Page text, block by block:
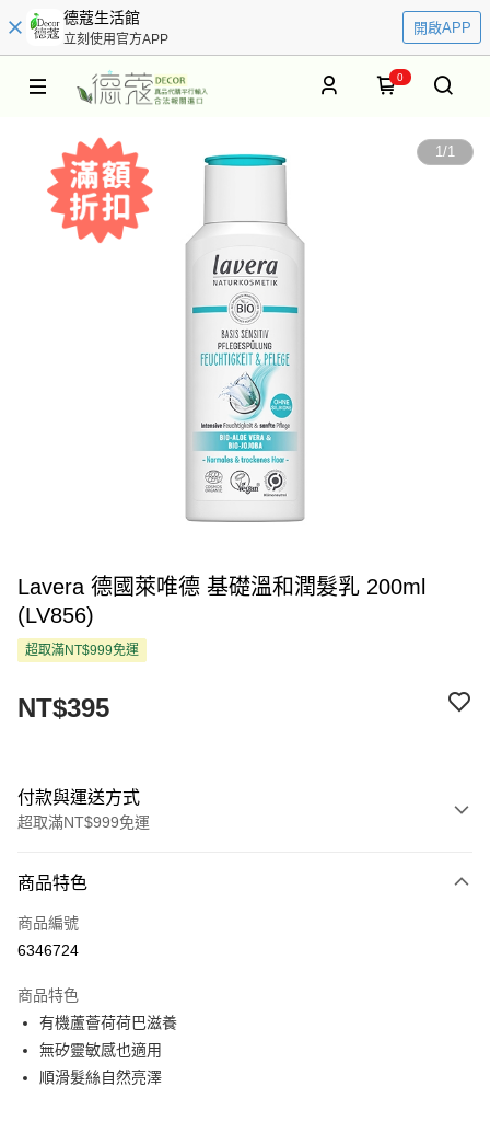
德蔻生活館
立刻使用官方APP
開啟APP
0
1/1
Lavera 德國萊唯德 基礎溫和潤髮乳 200ml
(LV856)
超取滿NT$999免運
NT$395
付款與運送方式
超取滿NT$999免運
信用卡一次付款
超商取貨付款
Apple Pay
街口支付
商品特色
商品編號
6346724
商品特色
有機蘆薈荷荷巴滋養
無矽靈敏感也適用
順滑髮絲自然亮澤